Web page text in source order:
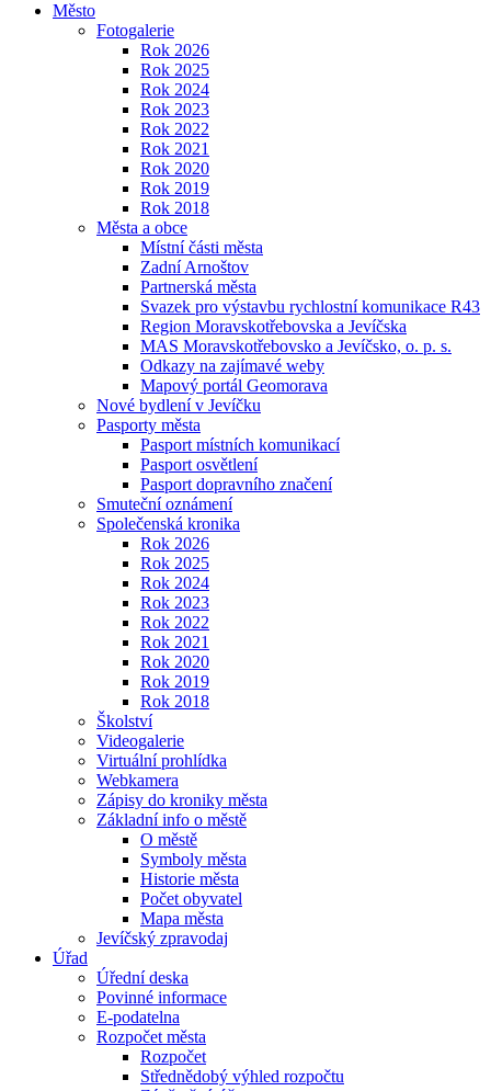
Město
Fotogalerie
Rok 2026
Rok 2025
Rok 2024
Rok 2023
Rok 2022
Rok 2021
Rok 2020
Rok 2019
Rok 2018
Města a obce
Místní části města
Zadní Arnoštov
Partnerská města
Svazek pro výstavbu rychlostní komunikace R43
Region Moravskotřebovska a Jevíčska
MAS Moravskotřebovsko a Jevíčsko, o. p. s.
Odkazy na zajímavé weby
Mapový portál Geomorava
Nové bydlení v Jevíčku
Pasporty města
Pasport místních komunikací
Pasport osvětlení
Pasport dopravního značení
Smuteční oznámení
Společenská kronika
Rok 2026
Rok 2025
Rok 2024
Rok 2023
Rok 2022
Rok 2021
Rok 2020
Rok 2019
Rok 2018
Školství
Videogalerie
Virtuální prohlídka
Webkamera
Zápisy do kroniky města
Základní info o městě
O městě
Symboly města
Historie města
Počet obyvatel
Mapa města
Jevíčský zpravodaj
Úřad
Úřední deska
Povinné informace
E-podatelna
Rozpočet města
Rozpočet
Střednědobý výhled rozpočtu